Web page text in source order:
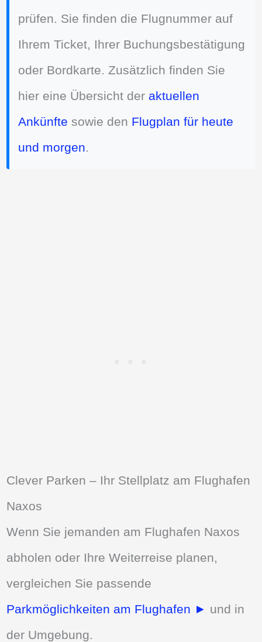
prüfen. Sie finden die Flugnummer auf
Ihrem Ticket, Ihrer Buchungsbestätigung
oder Bordkarte. Zusätzlich finden Sie
hier eine Übersicht der aktuellen
Ankünfte sowie den Flugplan für heute
und morgen.
Clever Parken – Ihr Stellplatz am Flughafen
Naxos
Wenn Sie jemanden am Flughafen Naxos
abholen oder Ihre Weiterreise planen,
vergleichen Sie passende
Parkmöglichkeiten am Flughafen ► und in
der Umgebung.